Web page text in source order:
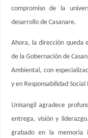
compromiso de la
desarrollo de Casanare.
Ahora, la dirección queda
de la Gobernación de
Ambiental, con
y en Responsabilidad
Unisangil agradece
entrega, visión y
grabado en la memoria